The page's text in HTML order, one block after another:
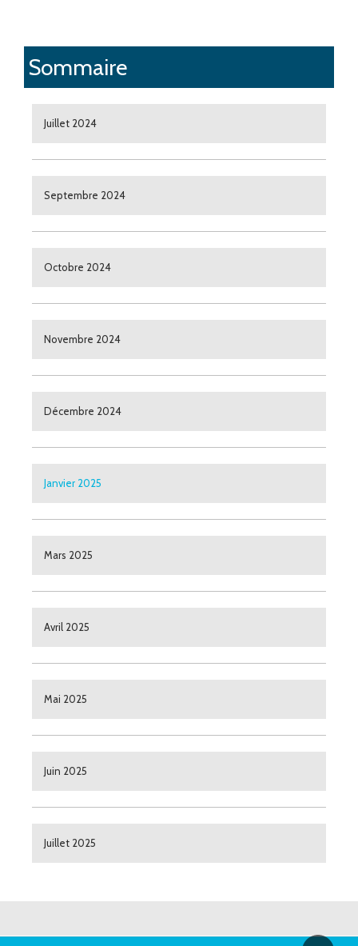
Sommaire
Juillet 2024
Septembre 2024
Octobre 2024
Novembre 2024
Décembre 2024
Janvier 2025
Mars 2025
Avril 2025
Mai 2025
Juin 2025
Juillet 2025